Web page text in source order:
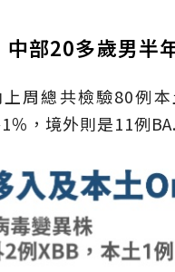
部20多歲男半
周總共檢驗80例
％，境外則是11例